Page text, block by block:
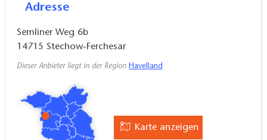
Adresse
Semliner Weg 6b
14715 Stechow-Ferchesar
Dieser Anbieter liegt in der Region Havelland
Karte anzeigen